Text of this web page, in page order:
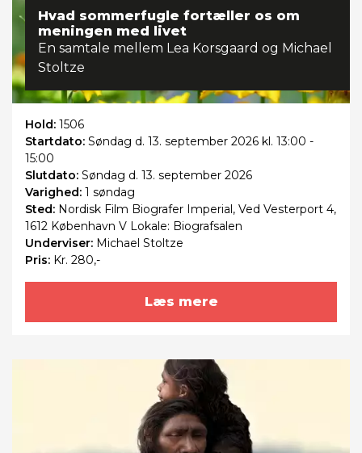
Hvad sommerfugle fortæller os om
meningen med livet
En samtale mellem Lea Korsgaard og Michael
Stoltze
Hold: 1506
Startdato: Søndag d. 13. september 2026 kl. 13:00 -
15:00
Slutdato: Søndag d. 13. september 2026
Varighed: 1 søndag
Sted: Nordisk Film Biografer Imperial, Ved Vesterport 4,
1612 København V Lokale: Biografsalen
Underviser: Michael Stoltze
Pris: Kr. 280,-
Læs mere